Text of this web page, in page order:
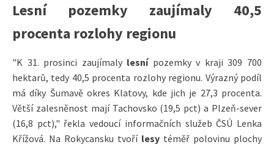
Lesní pozemky zaujímaly 40,5
procenta rozlohy regionu
"K 31. prosinci zaujímaly lesnípozemky v kraji 309 700
hektarů, tedy 40,5 procenta rozlohy regionu. Výrazný podíl
má díky Šumavě okres Klatovy, kde jich je 27,3 procenta.
Větší zalesněnost mají Tachovsko (19,5 pct) a Plzeň-sever
(16,8 pct)," řekla vedoucí informačních služeb ČSÚ Lenka
Křížová. Na Rokycansku tvoří lesytéměř polovinu plochy